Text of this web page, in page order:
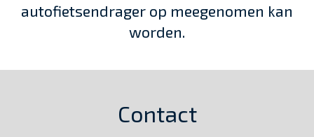
autofietsendrager op meegenomen kan
worden.
Contact